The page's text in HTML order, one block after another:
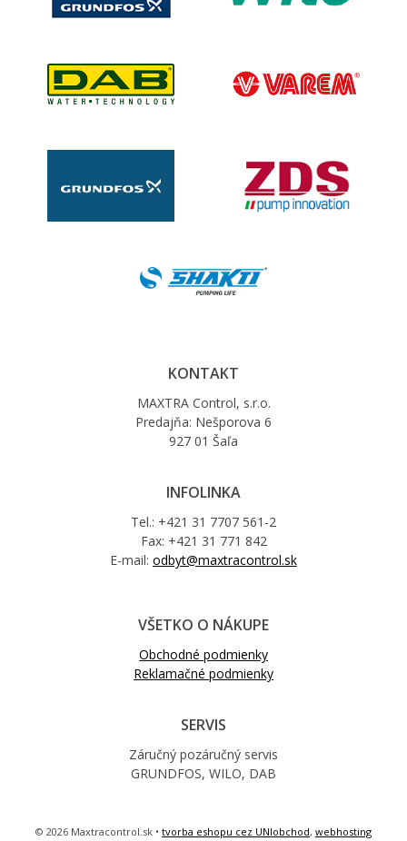
KONTAKT
MAXTRA Control, s.r.o.
Predajňa: Nešporova 6
927 01 Šaľa
INFOLINKA
Tel.: +421 31 7707 561-2
Fax: +421 31 771 842
E-mail: odbyt@maxtracontrol.sk
VŠETKO O NÁKUPE
Obchodné podmienky
Reklamačné podmienky
SERVIS
Záručný pozáručný servis
GRUNDFOS, WILO, DAB
© 2026 Maxtracontrol.sk • tvorba eshopu cez UNIobchod, webhosting